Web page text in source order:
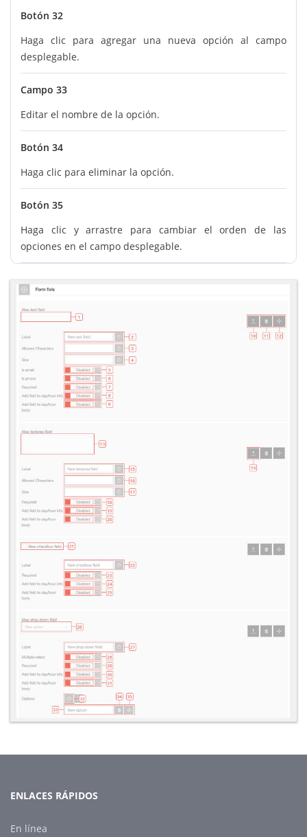
Botón 32
Haga clic para agregar una nueva opción al campo
desplegable.
Campo 33
Editar el nombre de la opción.
Botón 34
Haga clic para eliminar la opción.
Botón 35
Haga clic y arrastre para cambiar el orden de las
opciones en el campo desplegable.
ENLACES RÁPIDOS
En línea